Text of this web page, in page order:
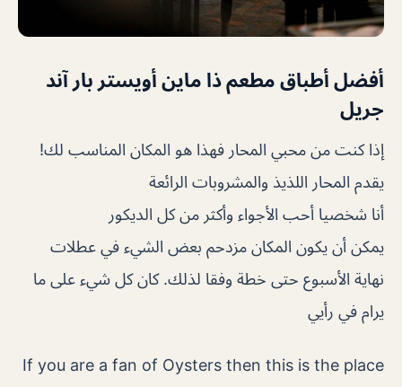
أفضل أطباق مطعم ذا ماين أويستر بار آند
جريل
إذا كنت من محبي المحار فهذا هو المكان المناسب لك!
يقدم المحار اللذيذ والمشروبات الرائعة
أنا شخصيا أحب الأجواء وأكثر من كل الديكور
يمكن أن يكون المكان مزدحم بعض الشيء في عطلات
نهاية الأسبوع حتى خطة وفقا لذلك. كان كل شيء على ما
يرام في رأيي
If you are a fan of Oysters then this is the place